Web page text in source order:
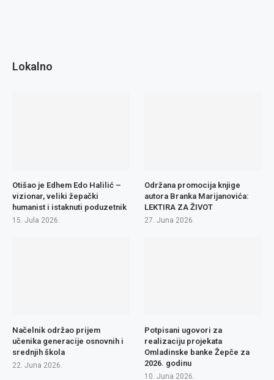
Lokalno
Otišao je Edhem Edo Halilić –
vizionar, veliki žepački
humanist i istaknuti poduzetnik
15. Jula 2026.
Održana promocija knjige
autora Branka Marijanovića:
LEKTIRA ZA ŽIVOT
27. Juna 2026.
Načelnik održao prijem
učenika generacije osnovnih i
srednjih škola
22. Juna 2026.
Potpisani ugovori za
realizaciju projekata
Omladinske banke Žepče za
2026. godinu
10. Juna 2026.